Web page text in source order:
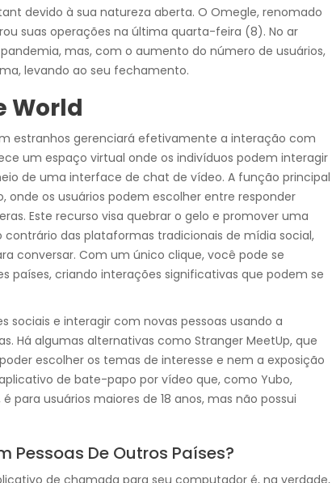
devido à sua natureza aberta. O Omegle, renomado
suas operações na última quarta-feira (8). No ar
mas, com o aumento do número de usuários,
levando ao seu fechamento.
World
estranhos gerenciará efetivamente a interação com
um espaço virtual onde os indivíduos podem interagir
de uma interface de chat de vídeo. A função principal
onde os usuários podem escolher entre responder
Este recurso visa quebrar o gelo e promover uma
das plataformas tradicionais de mídia social,
conversar. Com um único clique, você pode se
criando interações significativas que podem se
e interagir com novas pessoas usando a
Há algumas alternativas como Stranger MeetUp, que
escolher os temas de interesse e nem a exposição
de bate-papo por vídeo que, como Yubo,
para usuários maiores de 18 anos, mas não possui
Pessoas De Outros Países?
de chamada para seu computador é, na verdade,